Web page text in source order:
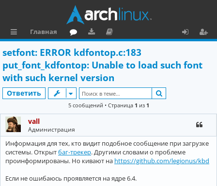
ы
л
к
Главная
ру
м
ру
зк
и
ку
м
е
н
и
я
о
я
setfont: ERROR kdfontop.c:183
put_font_kdfontop: Unable to load such font
with such kernel version
Ответить
5 сообщений • Страница 1 из 1
vall
Администрация
Информация для тех, кто видит подобное сообщение при загрузке
системы. Открытбаг-трекер. Другими словами о проблеме
проинформированы. Но кивают на https://github.com/legionus/kbd
Если не ошибаюсь проявляется на ядре 6.4.